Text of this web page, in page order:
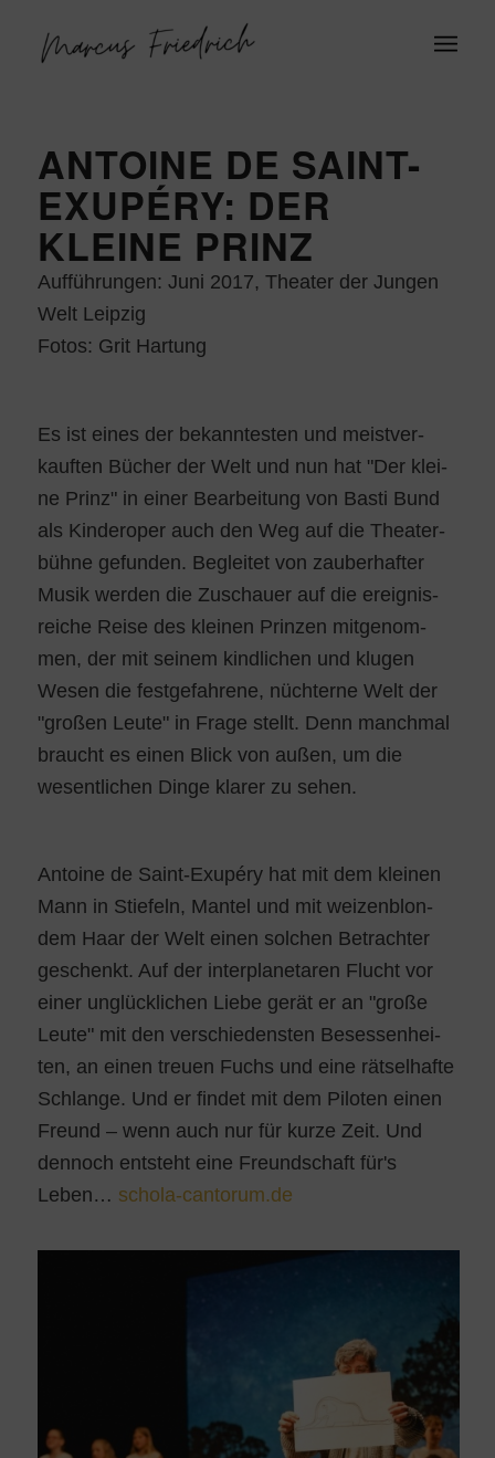
ANTOINE DE SAINT-
EXUPÉRY: DER
KLEINE PRINZ
Auf­füh­run­gen: Juni 2017, Thea­ter der Jun­gen
Welt Leipzig
Fotos: Grit Hartung
Es ist eines der bekann­tes­ten und meist­ver­
kauf­ten Bücher der Welt und nun hat "Der klei­
ne Prinz" in einer Bear­bei­tung von Bas­ti Bund
als Kin­der­oper auch den Weg auf die Thea­ter­
büh­ne gefun­den. Beglei­tet von zau­ber­haf­ter
Musik wer­den die Zuschau­er auf die ereig­nis­
rei­che Rei­se des klei­nen Prin­zen mit­ge­nom­
men, der mit sei­nem kind­li­chen und klu­gen
Wesen die fest­ge­fah­re­ne, nüch­ter­ne Welt der
"gro­ßen Leu­te" in Fra­ge stellt. Denn manch­mal
braucht es einen Blick von außen, um die
wesent­li­chen Din­ge kla­rer zu sehen.
Antoine de Saint-Exupé­ry hat mit dem klei­nen
Mann in Stie­feln, Man­tel und mit wei­zen­blon­
dem Haar der Welt einen sol­chen Betrach­ter
geschenkt. Auf der inter­pla­ne­ta­ren Flucht vor
einer unglück­li­chen Lie­be gerät er an "gro­ße
Leu­te" mit den ver­schie­dens­ten Beses­sen­hei­
ten, an einen treu­en Fuchs und eine rät­sel­haf­te
Schlan­ge. Und er fin­det mit dem Pilo­ten einen
Freund – wenn auch nur für kur­ze Zeit. Und
den­noch ent­steht eine Freund­schaft für's
Leben… schola-cantorum.de